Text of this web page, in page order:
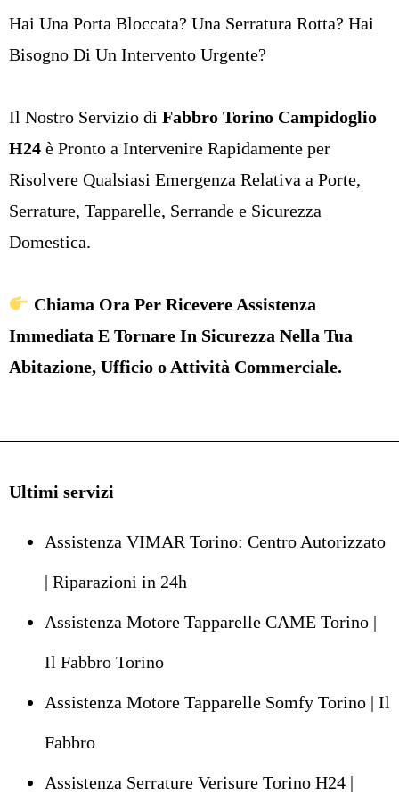
Hai Una Porta Bloccata? Una Serratura Rotta? Hai
Bisogno Di Un Intervento Urgente?
Il Nostro Servizio di Fabbro Torino Campidoglio
H24 è Pronto a Intervenire Rapidamente per
Risolvere Qualsiasi Emergenza Relativa a Porte,
Serrature, Tapparelle, Serrande e Sicurezza
Domestica.
Chiama Ora Per Ricevere Assistenza
Immediata E Tornare In Sicurezza Nella Tua
Abitazione, Ufficio o Attività Commerciale.
Ultimi servizi
Assistenza VIMAR Torino: Centro Autorizzato
| Riparazioni in 24h
Assistenza Motore Tapparelle CAME Torino |
Il Fabbro Torino
Assistenza Motore Tapparelle Somfy Torino | Il
Fabbro
Assistenza Serrature Verisure Torino H24 |